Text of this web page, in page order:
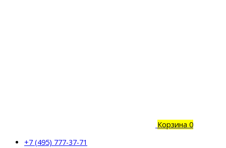
Корзина 0
+7 (495) 777-37-71